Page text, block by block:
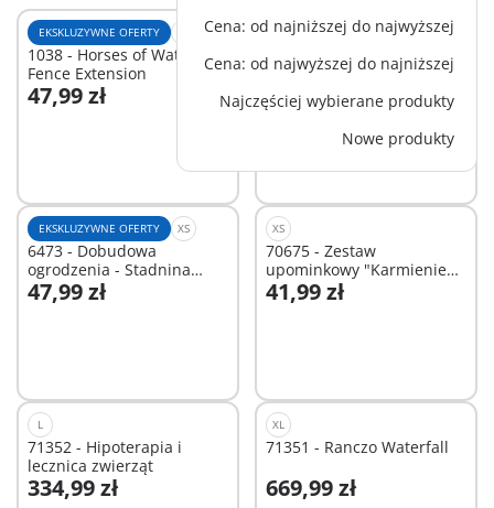
Cena: od najniższej do najwyższej
Cena: od najwyższej do najniższej
Najczęściej wybierane produkty
Nowe produkty
EKSKLUZYWNE OFERTY
1038 - Horses of Waterfall
Fence Extension
47,99 zł
Dodaj do koszyka
L
1037 - Horses of Waterfall
Stable Extension
119,99 zł
Dodaj do koszyka
EKSKLUZYWNE OFERTY XS
6473 - Dobudowa
ogrodzenia - Stadnina
kucyków
47,99 zł
XS
70675 - Zestaw
upominkowy "Karmienie
królików"
41,99 zł
Dodaj do koszyka
L
71352 - Hipoterapia i
lecznica zwierząt
334,99 zł
Dodaj do koszyka
XL
71351 - Ranczo Waterfall
669,99 zł